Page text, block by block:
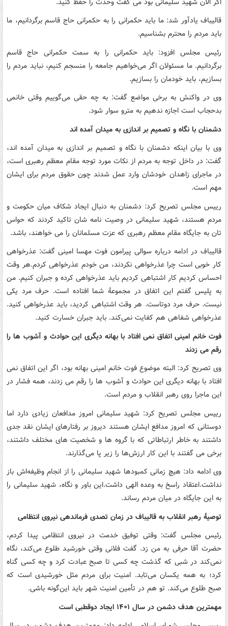
قالیباف یادآور شد: ما باید حکمرانی را به حکمرانی حاج قاسم برگردانیم، ما
باید مردم را محترم بشناسیم.
رئیس مجلس افزود: باید حکمرانی را به سمت حکمرانی حاج قاسم
برگردانیم. ما مسئولان اگر می‌خواهیم جامعه را منسجم کنیم، نباید مردم را
بسازیم، باید خودمان را بسازیم.
وی در واکنش به برخی مواضع گفت: به چه حقی می‌گوییم وقتی خانمی
بدحجاب است اجازه ندهیم به مترو سوار شود.
دشمنان با نگاه و تصمیم بر اندازی به میدان آمده اند
وی با بیان اینکه دشمنان با نگاه و تصمیم بر اندازی به میدان آمده اند،
گفت: در داخل توجه به مردم از نکات مورد توجه مقام معظم رهبری است،
در ماجرای زاهدان خودشان وارد عمل شدند چون حقوق مردم برای ایشان
مهم است.
رییس مجلس تصریح کرد: دشمنان به دنبال ایجاد شکاف میان حکومت و
مردم هستند، شهید سلیمانی در وصیت نامه شان تاکید کردند که حواس
تان به جایگاه مقام معظم رهبری که عزت مسلمانان را می خواهند، باشد.
قالیباف در ادامه درباره سوالی پیرامون فوت مهسا امینی گفت: عذرخواهی
کار خوبی است چرا عذرخواهی نکردند، من خودم عذرخواهی کردم.هر وقت
احساس کردیم کار اشتباهی کردیم باید عذرخواهی کرده و جبران کنیم. من
به پلیس گفتم این اتفاق در مجموعۀ شما افتاده است. حرف مرد یکی
نیست. حرف مرد دوتاست. هر وقت اشتباهی کردید، باید عذرخواهی کنید.
عذرخواهی شفاهی هم کفایت نمی‌کند. باید جبران خسارت کنید.
فوت خانم امینی اتفاق نمی افتاد با بهانه دیگری این حوادث و آشوب ها را
رقم می زدند
وی تصریح کرد: البته موضوع فوت خانم امینی بهانه بود، اگر این اتفاق نمی
افتاد با بهانه دیگری این حوادث و آشوب ها را رقم می زدند، همه فشار در
این ماجرا روی رهبر انقلاب و مردم است.
رییس مجلس تصریح کرد: شهید سلیمانی امروز مدافعان زیادی دارد اما
دوستانی که امروز مدافع ایشان هستند دیروز بر رفتارهای ایشان نقد جدی
داشتند به خاطر ارتباطاتی که با گروه ها و شخصیت های مختلف داشتند،
برخی می گفتند با این کار ارزش‌ها را زیر پا می‌گذارند.
وی ادامه داد: هیچ زمانی کمبودها شهید سلیمانی را از انجام وظیفه‌اش باز
نداشت.اعتقاد راسخ به وعده الهی داشت.این باور و نگاه، شهید سلیمانی را
به این جایگاه در میان مردم رساند.
توصیۀ رهبر انقلاب به قالیباف در زمان تصدی فرماندهی نیروی انتظامی
رئیس مجلس گفت: وقتی توفیق خدمت در نیروی انتظامی پیدا کردم،
حضرت آقا حرفی به من زد. گفت فلانی وقتی خورشید طلوع می‌کند، نگاه
نمی‌کند در شبی که گذشت چه کسی تا صبح عبادت کرد و چه کسی گناه
کرد؛ به همه یکسان می‌تابد. امنیت برای مردم مثل خورشیدی است که
صبح طلوع می‌کند. تو هم در تأمین امنیت شهر باید این‌گونه باشی.
مهمترین هدف دشمن در سال ۱۴۰۱ ایجاد دوقطبی است